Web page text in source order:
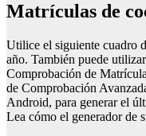
matrículas de
Utilice el siguiente cuadro
año. También puede
Comprobación de
de Comprobación
Android, para generar el
Lea cómo el generador de